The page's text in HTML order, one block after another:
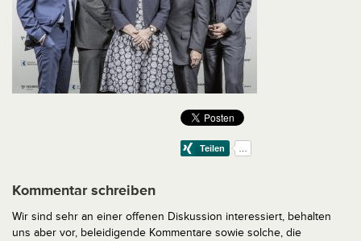
Kommentar schreiben
Wir sind sehr an einer offenen Diskussion interessiert, behalten
uns aber vor, beleidigende Kommentare sowie solche, die